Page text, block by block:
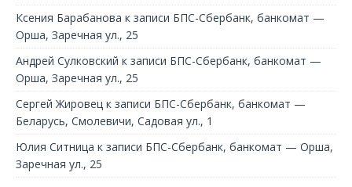
Ксения Барабанова к записи БПС-Сбербанк, банкомат —
Орша, Заречная ул., 25
Андрей Сулковский к записи БПС-Сбербанк, банкомат —
Орша, Заречная ул., 25
Сергей Жировец к записи БПС-Сбербанк, банкомат —
Беларусь, Смолевичи, Садовая ул., 1
Юлия Ситница к записи БПС-Сбербанк, банкомат — Орша,
Заречная ул., 25